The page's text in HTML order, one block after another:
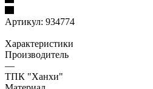
Артикул: 934774
Характеристики
Производитель
—
ТПК "Ханхи"